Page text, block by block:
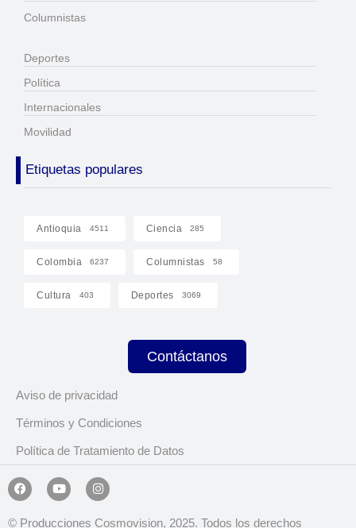
Columnistas
Deportes
Política
Internacionales
Movilidad
Etiquetas populares
Antioquia 4511 Ciencia 285
Colombia 6237 Columnistas 58
Cultura 403 Deportes 3069
Contáctanos
Aviso de privacidad
Términos y Condiciones
Política de Tratamiento de Datos
© Producciones Cosmovision, 2025. Todos los derechos